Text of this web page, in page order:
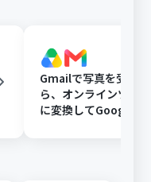
Gmailで写真を受け
ら、オンラインツー
に変換してGoogle